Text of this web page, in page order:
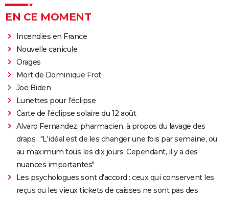
EN CE MOMENT
Incendies en France
Nouvelle canicule
Orages
Mort de Dominique Frot
Joe Biden
Lunettes pour l'éclipse
Carte de l'éclipse solaire du 12 août
Alvaro Fernandez, pharmacien, à propos du lavage des
draps : "L'idéal est de les changer une fois par semaine, ou
au maximum tous les dix jours. Cependant, il y a des
nuances importantes"
Les psychologues sont d'accord : ceux qui conservent les
reçus ou les vieux tickets de caisses ne sont pas des